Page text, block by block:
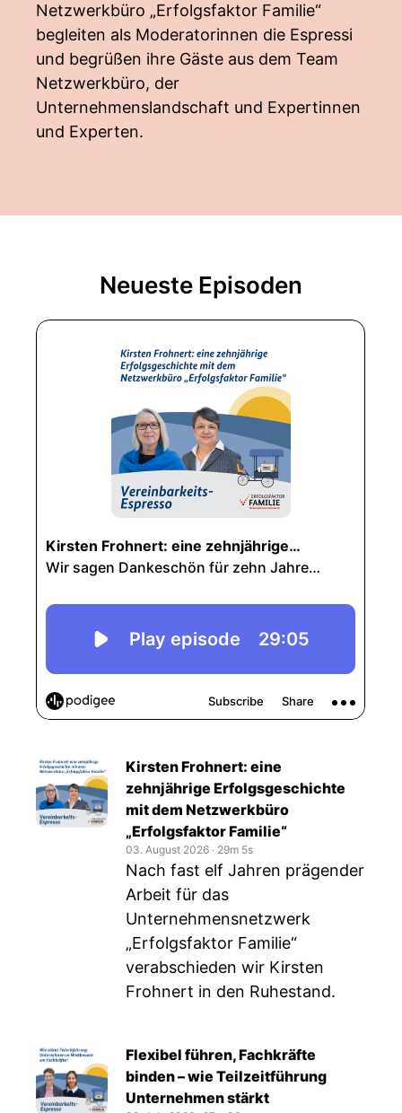
Netzwerkbüro „Erfolgsfaktor Familie“
begleiten als Moderatorinnen die Espressi
und begrüßen ihre Gäste aus dem Team
Netzwerkbüro, der
Unternehmenslandschaft und Expertinnen
und Experten.
Neueste Episoden
Kirsten Frohnert: eine
zehnjährige Erfolgsgeschichte
mit dem Netzwerkbüro
„Erfolgsfaktor Familie“
03. August 2026 ‧ 29m 5s
Nach fast elf Jahren prägender
Arbeit für das
Unternehmensnetzwerk
„Erfolgsfaktor Familie“
verabschieden wir Kirsten
Frohnert in den Ruhestand.
Flexibel führen, Fachkräfte
binden – wie Teilzeitführung
Unternehmen stärkt